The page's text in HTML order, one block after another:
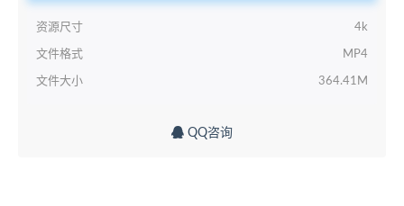
资源尺寸 4k
文件格式 MP4
文件大小 364.41M
QQ咨询